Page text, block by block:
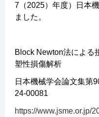
7（2025）年度）日本
ました。
Block Newton法による
塑性損傷解析
日本機械学会論文集第
24-00081
https://www.jsme.or.jp/